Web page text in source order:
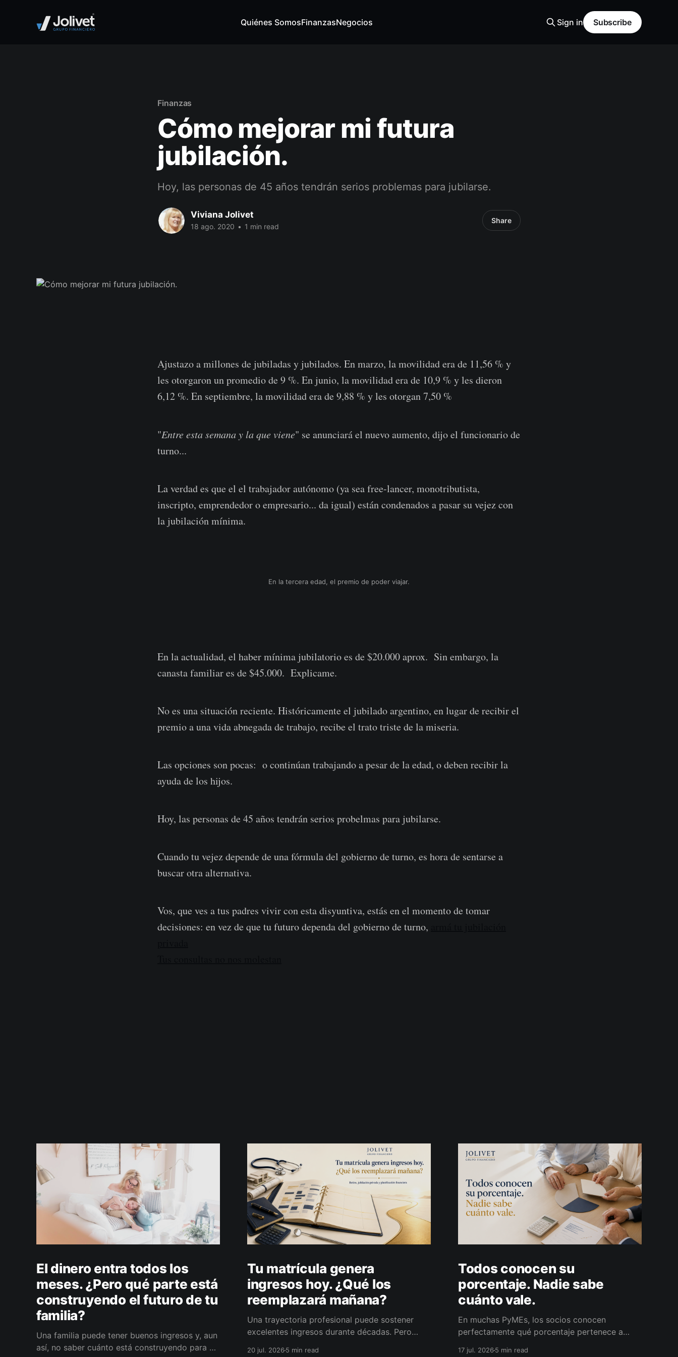
Quiénes SomosFinanzasNegocios Sign in Subscribe
Finanzas
Cómo mejorar mi futura
jubilación.
Hoy, las personas de 45 años tendrán serios problemas para jubilarse.
Viviana Jolivet
18 ago. 2020 • 1 min read
Share
Ajustazo a millones de jubiladas y jubilados. En marzo, la movilidad era de 11,56 % y
les otorgaron un promedio de 9 %. En junio, la movilidad era de 10,9 % y les dieron
6,12 %. En septiembre, la movilidad era de 9,88 % y les otorgan 7,50 %
"Entre esta semana y la que viene" se anunciará el nuevo aumento, dijo el funcionario de
turno...
La verdad es que el el trabajador autónomo (ya sea free-lancer, monotributista,
inscripto, emprendedor o empresario... da igual) están condenados a pasar su vejez con
la jubilación mínima.
En la tercera edad, el premio de poder viajar.
En la actualidad, el haber mínima jubilatorio es de $20.000 aprox. Sin embargo, la
canasta familiar es de $45.000. Explicame.
No es una situación reciente. Históricamente el jubilado argentino, en lugar de recibir el
premio a una vida abnegada de trabajo, recibe el trato triste de la miseria.
Las opciones son pocas: o continúan trabajando a pesar de la edad, o deben recibir la
ayuda de los hijos.
Hoy, las personas de 45 años tendrán serios probelmas para jubilarse.
Cuando tu vejez depende de una fórmula del gobierno de turno, es hora de sentarse a
buscar otra alternativa.
Vos, que ves a tus padres vivir con esta disyuntiva, estás en el momento de tomar
decisiones: en vez de que tu futuro dependa del gobierno de turno,
El dinero entra todos los
meses. ¿Pero qué parte está
construyendo el futuro de tu
familia?
Una familia puede tener buenos ingresos y, aun
así, no saber cuánto está construyendo para el
Tu matrícula genera
ingresos hoy. ¿Qué los
reemplazará mañana?
Una trayectoria profesional puede sostener
excelentes ingresos durante décadas. Pero
20 jul. 20265 min read
Todos conocen su
porcentaje. Nadie sabe
cuánto vale.
En muchas PyMEs, los socios conocen
perfectamente qué porcentaje pertenece a
17 jul. 20265 min read